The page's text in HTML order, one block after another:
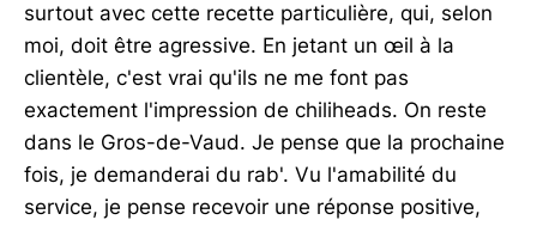
surtout avec cette recette particulière, qui, selon
moi, doit être agressive. En jetant un œil à la
clientèle, c'est vrai qu'ils ne me font pas
exactement l'impression de chiliheads. On reste
dans le Gros-de-Vaud. Je pense que la prochaine
fois, je demanderai du rab'. Vu l'amabilité du
service, je pense recevoir une réponse positive,